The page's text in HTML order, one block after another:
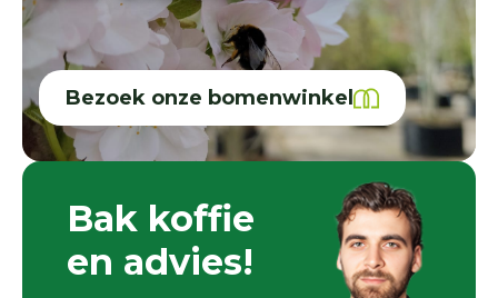
Bezoek onze bomenwinkel
Bak koffie
en advies!